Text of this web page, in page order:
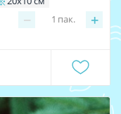
− +
1 пак.